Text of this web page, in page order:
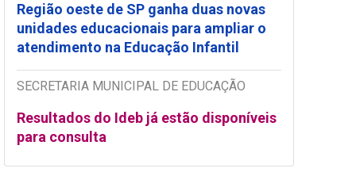
Região oeste de SP ganha duas novas
unidades educacionais para ampliar o
atendimento na Educação Infantil
SECRETARIA MUNICIPAL DE EDUCAÇÃO
Resultados do Ideb já estão disponíveis
para consulta